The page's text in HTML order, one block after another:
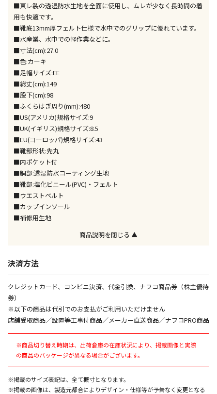
特定の店舗のみで受取ができる商品です（宅配便での
お届けができません）
※同時購入の商品は、全て同じ店舗での受取となりま
す
委託業者によりお届けする商品です
※ほか商品との同時購入はできません。お手数です
が、ご購入手続きを分けてお買い求めください
※支払い方法の代金引換は選択できません。
※電話注文はできません。
宅配のみでお届けする商品です（店舗受取は選択でき
ません）
※「宅配・店舗受取」「宅配のみ」マークの商品のみ
同時購入が可能です
午前9時までのご注文確定した商品については、当日に
出荷いたします。
ただし、メーカーの営業日に基づき出荷手続きを行う
ため、通常よりお時間をいただく場合がございます。
また、日曜・祝日や年末年始などの長期休業期間中
は、休業明けからの出荷対応となります。
設置工事代金も含まれた商品です
お見積商品です。金額・施工日はお打ち合わせの上、
エアコンの取付工事が必要な商品です。別途費用が発
生する場合がございます。
■東レ製の透湿防水生地を全面に使用し、ムレが少なく長時間の着
用も快適です。
■靴底13mm厚フェルト仕様で水中でのグリップに優れています。
■水産業、水中での軽作業などに。
■寸法(cm):27.0
■色:カーキ
■足幅サイズ:EE
■総丈(cm):149
■股下(cm):98
■ふくらはぎ周り(mm):480
■US(アメリカ)規格サイズ:9
■UK(イギリス)規格サイズ:8.5
■EU(ヨーロッパ)規格サイズ:43
■靴部形状:先丸
■内ポケット付
■胴部:透湿防水コーティング生地
■靴部:塩化ビニール(PVC)・フェルト
■ウエストベルト
■カップインソール
■補修用生地
商品説明を閉じる ▲
決済方法
クレジットカード、コンビニ決済、代金引換、ナフコ商品券（株主優待
券）
※以下の商品は代引でのお支払がご利用いただけません
店舗受取商品／設置等工事付商品／メーカー直送商品／ナフコPRO商品
※商品切り替え時期は、出荷倉庫の在庫状況により、掲載画像と実際
の商品のパッケージが異なる場合がございます。
※掲載のサイズ表記は、全て概寸となります。
※掲載の画像は、製造元都合によりデザイン・仕様等が予告なく変更となる